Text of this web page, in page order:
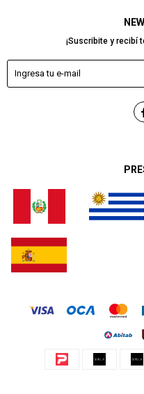
¡Suscribite y recibí